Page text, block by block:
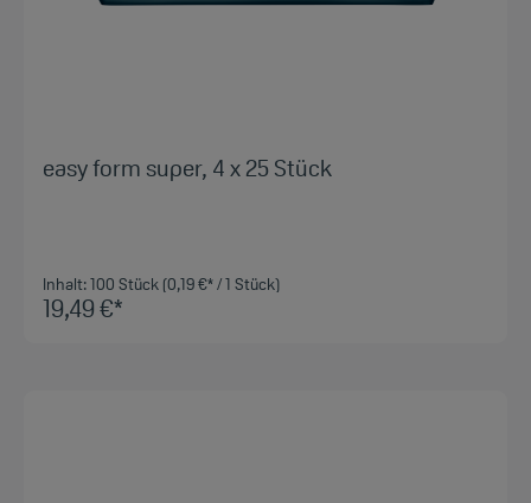
easy form super, 4 x 25 Stück
Inhalt:100 Stück (0,19 €* / 1 Stück)
19,49 €*